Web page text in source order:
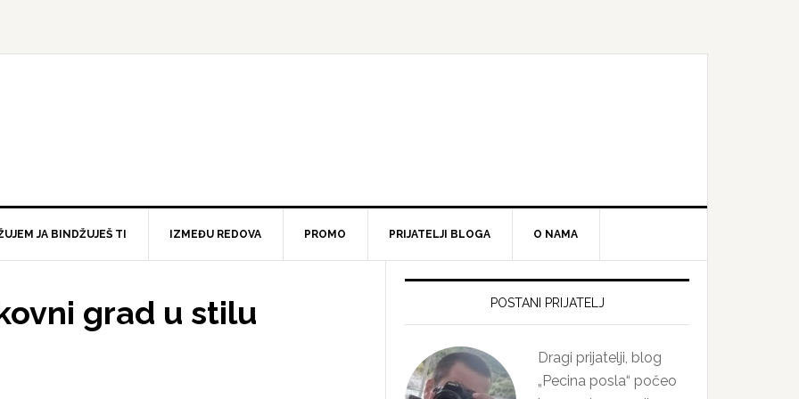
JA BINDŽUJEŠ TI IZMEĐU REDOVA PROMO PRIJATELJI BLOGA O NAMA
grad u stilu
Primary
POSTANI PRIJATELJ
Dragi prijatelji, blog
„Pecina posla“ počeo